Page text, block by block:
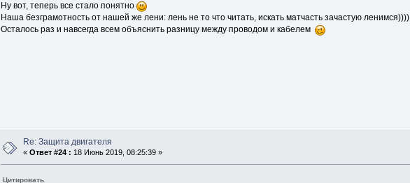
Ну вот, теперь все стало понятно
Наша безграмотность от нашей же лени: лень не то что читать, искать матчасть зачастую ленимся))))
Осталось раз и навсегда всем объяснить разницу между проводом и кабелем
Re: Защита двигателя
«Ответ #24 : 18 Июнь 2019, 08:25:39 »
Цитировать